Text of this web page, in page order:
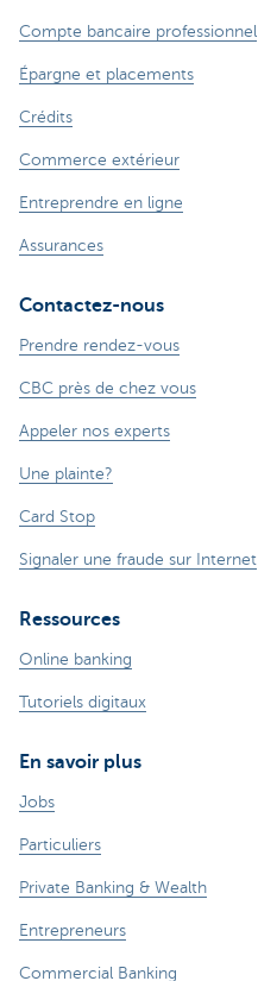
Compte bancaire professionnel
Épargne et placements
Crédits
Commerce extérieur
Entreprendre en ligne
Assurances
Contactez-nous
Prendre rendez-vous
CBC près de chez vous
Appeler nos experts
Une plainte?
Card Stop
Signaler une fraude sur Internet
Ressources
Online banking
Tutoriels digitaux
En savoir plus
Jobs
Particuliers
Private Banking & Wealth
Entrepreneurs
Commercial Banking